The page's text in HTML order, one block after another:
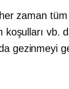
her zaman
koşulları vb.
gezinmeyi